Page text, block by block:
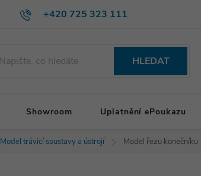
+420 725 323 111
HLEDAT
Showroom Uplatnění ePoukazu
Model trávicí soustavy a ústrojí Model řezu konečníku